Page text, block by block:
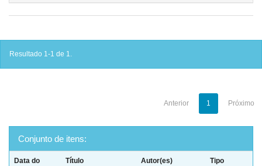
Resultado 1-1 de 1.
Anterior 1 Próximo
Conjunto de itens:
Data do
Título Autor(es) Tipo